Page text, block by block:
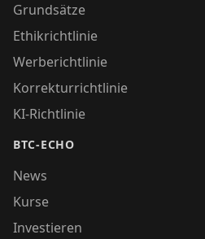
Grundsätze
Ethikrichtlinie
Werberichtlinie
Korrekturrichtlinie
KI-Richtlinie
BTC-ECHO
News
Kurse
Investieren